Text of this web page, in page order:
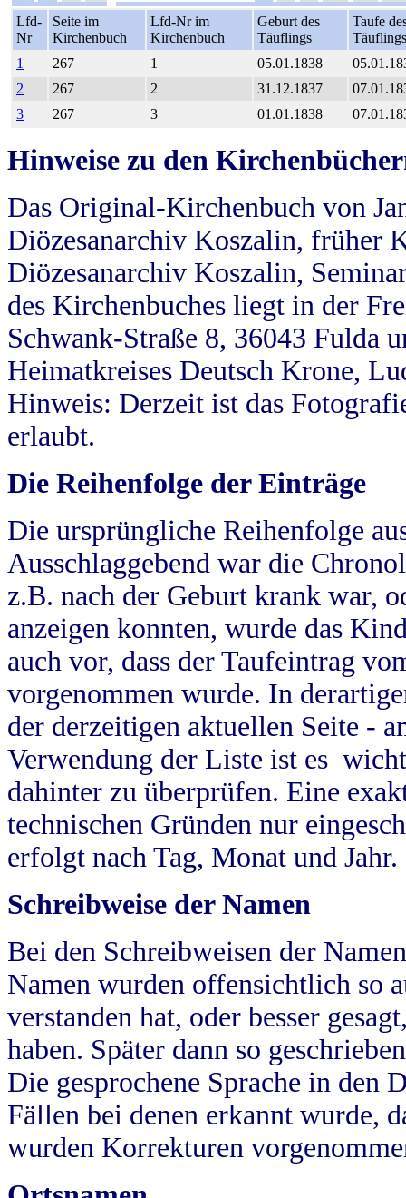
Lfd-
Nr
Seite im
Kirchenbuch
Lfd-Nr im
Kirchenbuch
Geburt des
Täuflings
Taufe
Täuflings
1
267 1 05.01.1838
2
267 2 31.12.1837
3
267 3 01.01.1838
Hinweise zu den
Das Original-Kirchenbuch von
Diözesanarchiv Koszalin, früher
Diözesanarchiv Koszalin,
des Kirchenbuches liegt in der
Schwank-Straße 8, 36043 Fulda
Heimatkreises Deutsch Krone,
Hinweis: Derzeit ist das
erlaubt.
Die Reihenfolge der Einträge
Die ursprüngliche Reihenfolge
Ausschlaggebend war die
z.B. nach der Geburt krank war,
anzeigen konnten, wurde das
auch vor, dass der Taufeintrag
vorgenommen wurde. In
der derzeitigen aktuellen Seite -
Verwendung der Liste ist es
dahinter zu überprüfen. Eine
technischen Gründen nur
erfolgt nach Tag, Monat und Jahr.
Schreibweise der Namen
Bei den Schreibweisen der
Namen wurden offensichtlich so
verstanden hat, oder besser
haben. Später dann so
Die gesprochene Sprache in
Fällen bei denen erkannt wurde,
wurden Korrekturen